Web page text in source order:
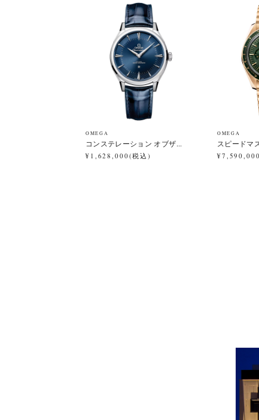
OMEGA
コンステレーション オブザ...
¥1,628,000(税込)
OMEGA
スピードマ